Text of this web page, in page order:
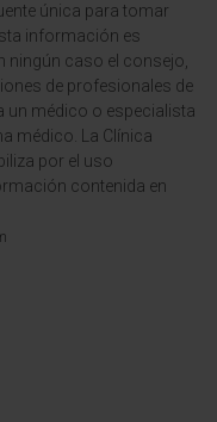
única para tomar
información es
ningún caso el consejo,
de profesionales de
un médico o especialista
médico. La Clínica
por el uso
contenida en